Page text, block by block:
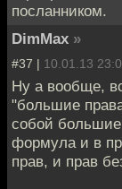
посланником.
DimMax »
#37 | 10.01.13
Ну а вообще,
"большие
собой большие
формула и в
прав, и прав